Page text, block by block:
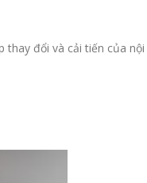
thay đổi và cải tiến của nội